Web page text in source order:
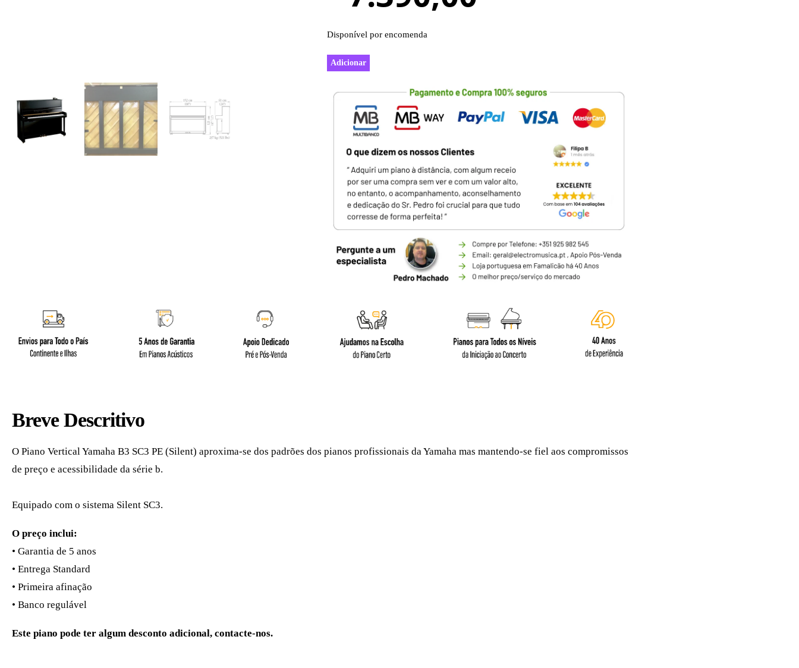
Disponível por encomenda
Adicionar
Breve Descritivo
O Piano Vertical Yamaha B3 SC3 PE (Silent) aproxima-se dos padrões dos pianos profissionais da Yamaha mas mantendo-se fiel aos compromissos
de preço e acessibilidade da série b.
Equipado com o sistema Silent SC3.
O preço inclui:
• Garantia de 5 anos
• Entrega Standard
• Primeira afinação
• Banco regulável
Este piano pode ter algum desconto adicional, contacte-nos.